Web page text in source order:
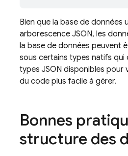
Bien que la base de données
arborescence JSON, les
la base de données peuvent
sous certains types natifs
types JSON disponibles pour
du code plus facile à gérer.
Bonnes
structure des